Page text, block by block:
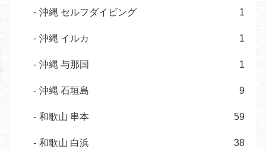
沖縄 セルフダイビング 1
沖縄 イルカ 1
沖縄 与那国 1
沖縄 石垣島 9
和歌山 串本 59
和歌山 白浜 38